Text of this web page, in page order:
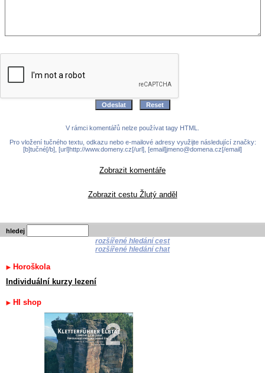
V rámci komentářů nelze používat tagy HTML.
Pro vložení tučného textu, odkazu nebo e-mailové adresy využijte následující značky:
[b]tučné[/b], [url]http://www.domeny.cz[/url], [email]jmeno@domena.cz[/email]
Zobrazit komentáře
Zobrazit cestu Žlutý anděl
hledej
rozšířené hledání cest
rozšířené hledání chat
Horoškola
Individuální kurzy lezení
HI shop